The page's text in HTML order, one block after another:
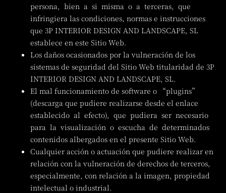
persona, bien a si misma o a terceras, que
infringiera las condiciones, normas e instrucciones
que 3P INTERIOR DESIGN AND LANDSCAPE, SL
establece en este Sitio Web.
Los daños ocasionados por la vulneración de los
sistemas de seguridad del Sitio Web titularidad de 3P
INTERIOR DESIGN AND LANDSCAPE, SL.
El mal funcionamiento de software o “plugins”
(descarga que pudiere realizarse desde el enlace
establecido al efecto), que pudiera ser necesario
para la visualización o escucha de determinados
contenidos albergados en el presente Sitio Web.
Cualquier acción o actuación que pudiere realizar en
relación con la vulneración de derechos de terceros,
especialmente, con relación a la imagen, propiedad
intelectual o industrial.